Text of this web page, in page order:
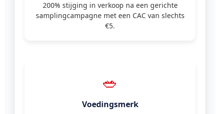
200% stijging in verkoop na een gerichte
samplingcampagne met een CAC van slechts
€5.
🥗
Voedingsmerk